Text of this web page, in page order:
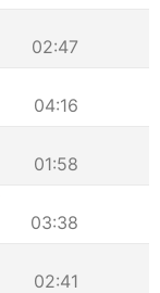
02:47
04:16
01:58
03:38
02:41